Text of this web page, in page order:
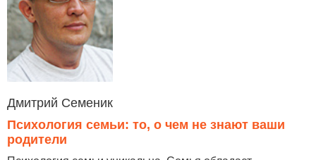
Дмитрий Семеник
Психология семьи: то, о чем не знают ваши
родители